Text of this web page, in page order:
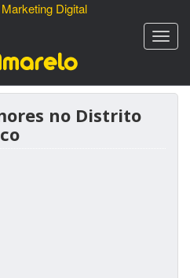
Digital
no Distrito